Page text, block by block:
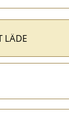
LÄDE